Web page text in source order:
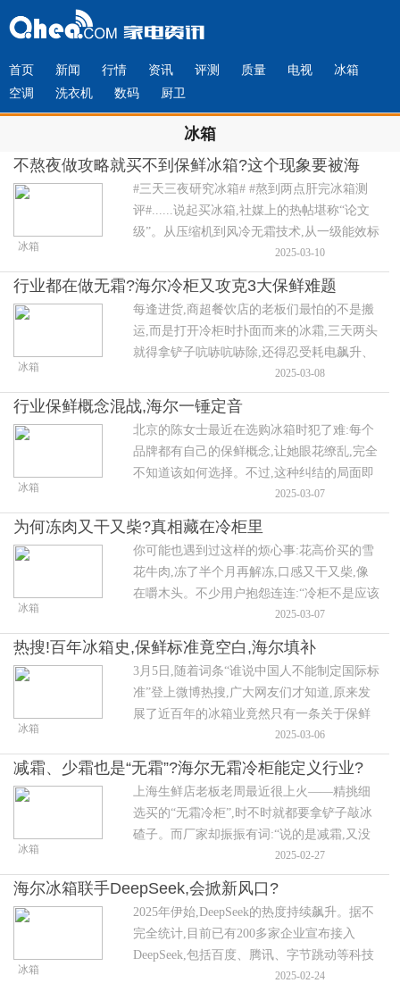
首页 新闻 行情 资讯 评测 质量 电视
冰箱
空调
洗衣机 数码 厨卫
冰箱
不熬夜做攻略就买不到保鲜冰箱?这个现象要被海
尔整治了
#三天三夜研究冰箱# #熬到两点肝完冰箱测
评#......说起买冰箱,社媒上的热帖堪称“论文
级”。从压缩机到风冷无霜技术,从一级能效标
识到双循环系统,再到各品牌眼花缭乱的保鲜
黑话......买个冰箱需要攻略十八般武艺,很多
人白天上班,晚上还要做攻略,为了选台冰箱操
碎了心。
冰箱 2025-03-10
行业都在做无霜?海尔冷柜又攻克3大保鲜难题
每逢进货,商超餐饮店的老板们最怕的不是搬
运,而是打开冷柜时扑面而来的冰霜,三天两头
就得拿铲子吭哧吭哧除,还得忍受耗电飙升、
食材被冰霜包裹的糟心体验。但最近有老板
反应:“换了海尔高效无霜冷柜后,480升大容量
愣是半年没见霜,电费单都变薄了。”
冰箱 2025-03-08
行业保鲜概念混战,海尔一锤定音
北京的陈女士最近在选购冰箱时犯了难:每个
品牌都有自己的保鲜概念,让她眼花缭乱,完全
不知道该如何选择。不过,这种纠结的局面即
将终结!3月10日,IEC冰箱保鲜国际标准发布
会将在北京国家会议中心举行。
冰箱 2025-03-07
为何冻肉又干又柴?真相藏在冷柜里
你可能也遇到过这样的烦心事:花高价买的雪
花牛肉,冻了半个月再解冻,口感又干又柴,像
在嚼木头。不少用户抱怨连连:“冷柜不是应该
长效保鲜吗,咋连块肉都冻不好?”这种“冻肉变
干柴”的糟心事,几乎每个家庭和餐饮老板都踩
过坑。
冰箱 2025-03-07
热搜!百年冰箱史,保鲜标准竟空白,海尔填补
3月5日,随着词条“谁说中国人不能制定国际标
准”登上微博热搜,广大网友们才知道,原来发
展了近百年的冰箱业竟然只有一条关于保鲜
的国际标准,还是由咱们中国品牌海尔牵头制
定的。
冰箱 2025-03-06
减霜、少霜也是“无霜”?海尔无霜冷柜能定义行业?
上海生鲜店老板老周最近很上火——精挑细
选买的“无霜冷柜”,时不时就都要拿铲子敲冰
碴子。而厂家却振振有词:“说的是减霜,又没
说完全没霜”,把老周气得把铲子摔在柜门
上:“这不坑人吗?”
冰箱 2025-02-27
海尔冰箱联手DeepSeek,会掀新风口?
2025年伊始,DeepSeek的热度持续飙升。据不
完全统计,目前已有200多家企业宣布接入
DeepSeek,包括百度、腾讯、字节跳动等科技
冰箱 2025-02-24